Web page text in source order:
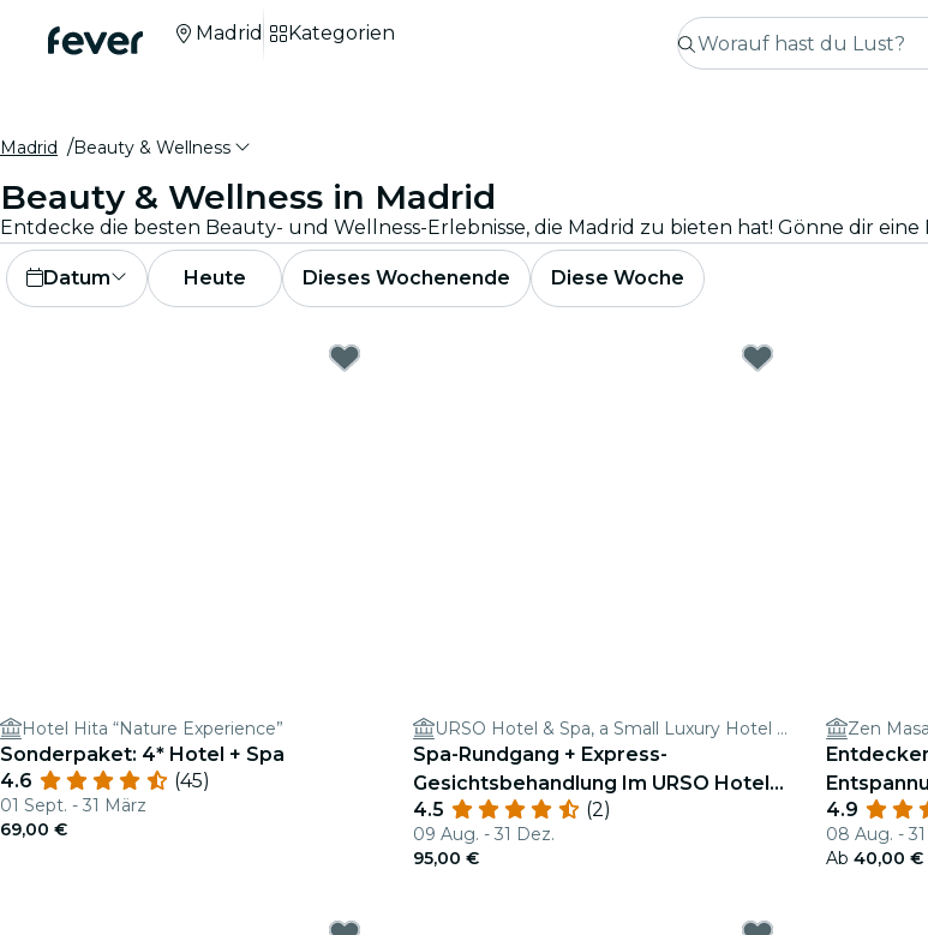
Madrid Kategorien
Madrid Beauty & Wellness
Beauty & Wellness in Madrid
Datum Heute Dieses Wochenende Diese Woche
Hotel Hita “Nature Experience”
Sonderpaket: 4* Hotel + Spa
4.6
(45)
01 Sept. - 31 März
69,00 €
URSO Hotel & Spa, a Small Luxury Hotel of the World
Spa-Rundgang + Express-
Gesichtsbehandlung Im URSO Hotel
& Spa
4.5 (2)
09 Aug. - 31 Dez.
95,00 €
Zen
Massage
4.9
08 Aug. -
Ab 40,00 €